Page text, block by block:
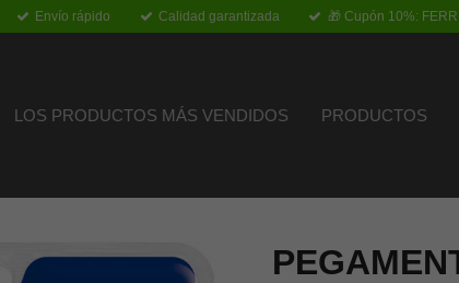
Envío rápido Calidad garantizada 🎁 Cupón 10%:
LOS PRODUCTOS MÁS VENDIDOS PRODUCTOS